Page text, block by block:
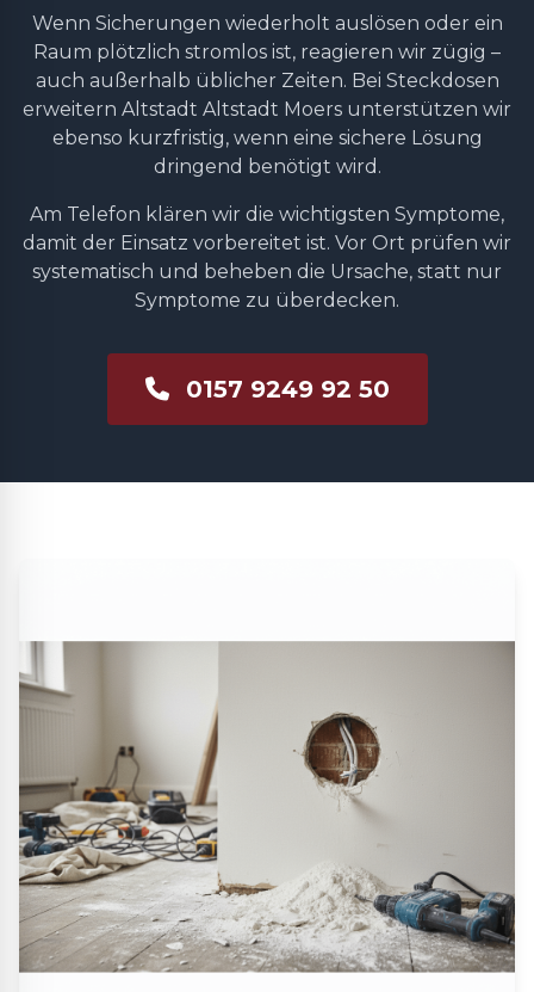
Wenn Sicherungen wiederholt auslösen oder ein
Raum plötzlich stromlos ist, reagieren wir zügig –
auch außerhalb üblicher Zeiten. Bei Steckdosen
erweitern Altstadt Altstadt Moers unterstützen wir
ebenso kurzfristig, wenn eine sichere Lösung
dringend benötigt wird.
Am Telefon klären wir die wichtigsten Symptome,
damit der Einsatz vorbereitet ist. Vor Ort prüfen wir
systematisch und beheben die Ursache, statt nur
Symptome zu überdecken.
0157 9249 92 50